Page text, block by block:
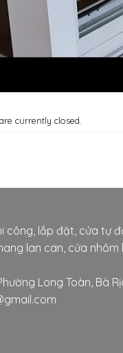
currently closed.
công, lắp đặt, cửa tự
lan can, cửa nhôm
Long Toàn, Bà